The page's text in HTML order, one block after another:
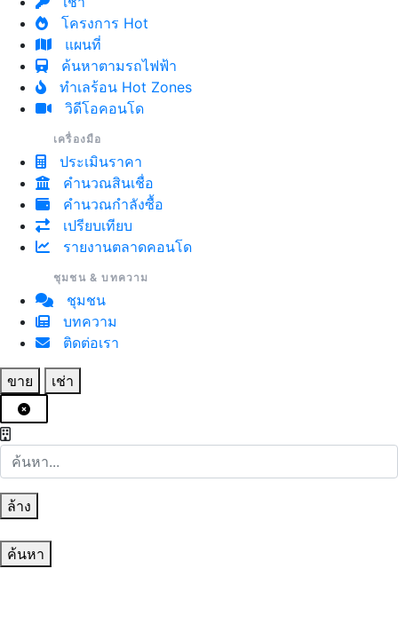
โครงการ Hot
แผนที่
ค้นหาตามรถไฟฟ้า
ทำเลร้อน Hot Zones
วิดีโอคอนโด
เครื่องมือ
ประเมินราคา
คำนวณสินเชื่อ
คำนวณกำลังซื้อ
เปรียบเทียบ
รายงานตลาดคอนโด
ชุมชน & บทความ
ชุมชน
บทความ
ติดต่อเรา
ขาย เช่า
ล้าง
ค้นหา